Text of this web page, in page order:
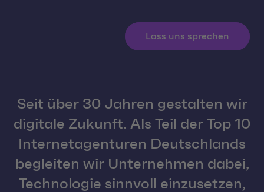
Lass uns sprechen
Seit über 30 Jahren gestalten wir
digitale Zukunft. Als Teil der Top 10
Internetagenturen Deutschlands
begleiten wir Unternehmen dabei,
Technologie sinnvoll einzusetzen,